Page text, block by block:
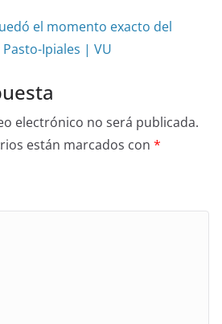
el momento exacto del
Ipiales | VU
electrónico no será publicada.
están marcados con *